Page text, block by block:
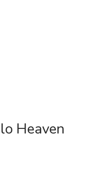
Heaven